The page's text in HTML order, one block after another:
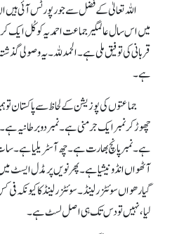
اللہ تعالیٰ کے فضل سے جو رپورٹس آئی
میں اس سال عالمگیر جماعت احمدیہ کو کُل ایک
قربانی کی توفیق ملی ہے۔ الحمد للہ۔ یہ وصولی
ہے۔
جماعتوں کی پوزیشن کے لحاظ سے پاکستان تو
چھوڑ کر نمبر ایک جرمنی ہے۔ نمبر دو برطانیہ
ہے۔ نمبر پانچ بھارت ہے۔ چھ آسٹریلیا
آٹھواں انڈونیشیا ہے۔ پھر نویں پر مڈل ایسٹ
گیارھواں سوئٹزر لینڈ۔ سوئٹزرلینڈ کا کیونکہ
لیا، نہیں تو دس تک ہی اصل لسٹ ہے۔